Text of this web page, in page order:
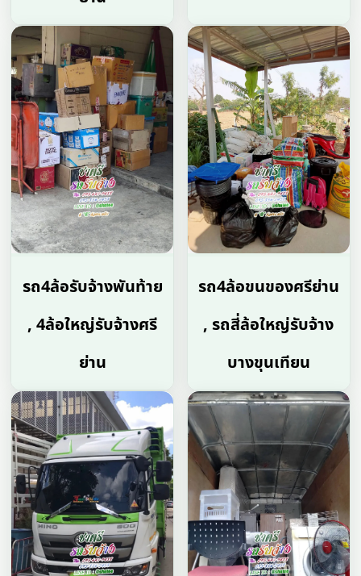
รถ4ล้อรับจ้างพันท้าย
, 4ล้อใหญ่รับจ้างศรี
ย่าน
รถ4ล้อขนของศรีย่าน
, รถสี่ล้อใหญ่รับจ้าง
บางขุนเทียน